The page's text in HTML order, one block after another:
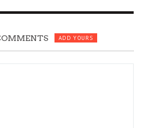
ADD YOURS